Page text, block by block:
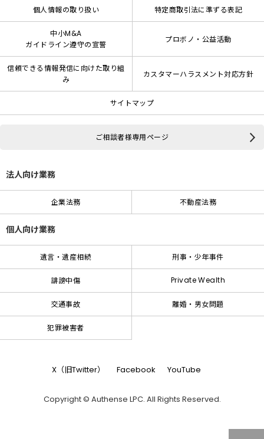
個人情報の取り扱い 特定商取引法に準ずる表記
中小M&A
ガイドライン遵守の宣誓
プロボノ・公益活動
信頼できる情報発信に向けた取り組
み
カスタマーハラスメント対応方針
サイトマップ
ご相談者様専用ページ
法人向け業務
企業法務 不動産法務
個人向け業務
遺言・遺産相続 刑事・少年事件
誹謗中傷 Private Wealth
交通事故 離婚・男女問題
犯罪被害者
X（旧Twitter） Facebook YouTube
Copyright © Authense LPC. All Rights Reserved.